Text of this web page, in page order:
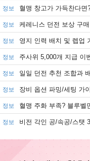
'
검
정보 혈맹 창고가 가득찬다면
정보 케레니스 던전 보상 구
정보 영지 인력 배치 및 렙업
정보 주사위 5,000개 지급 이
정보 일일 던전 추천 조합과
정보 장비 옵션 파밍/세팅 가
정보 혈맹 주화 부족? 블루벨
정보 비전 각인 공/속공/스탯